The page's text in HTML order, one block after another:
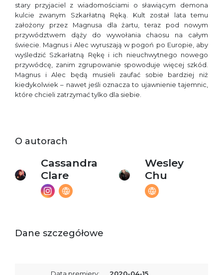
stary przyjaciel z wiadomościami o sławiącym demona
kulcie zwanym Szkarłatną Ręką. Kult został lata temu
założony przez Magnusa dla żartu, teraz pod nowym
przywództwem dąży do wywołania chaosu na całym
świecie. Magnus i Alec wyruszają w pogoń po Europie, aby
wyśledzić Szkarłatną Rękę i ich nieuchwytnego nowego
przywódcę, zanim zgrupowanie spowoduje więcej szkód.
Magnus i Alec będą musieli zaufać sobie bardziej niż
kiedykolwiek – nawet jeśli oznacza to ujawnienie tajemnic,
które chcieli zatrzymać tylko dla siebie.
O autorach
Cassandra
Clare
Wesley
Chu
Dane szczegółowe